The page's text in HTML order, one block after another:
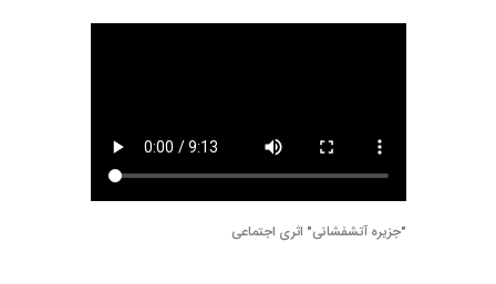
"جزیره آتشفشانی" اثری اجتماعی